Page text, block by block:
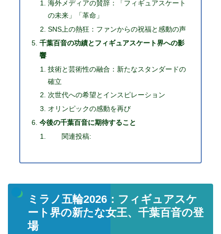
海外メディアの賛辞：「フィギュアスケート
の未来」「革命」
SNS上の熱狂：ファンからの祝福と感動の声
千葉百音の功績とフィギュアスケート界への影
響
技術と芸術性の融合：新たなスタンダードの
確立
次世代への希望とインスピレーション
オリンピックの感動を再び
今後の千葉百音に期待すること
関連投稿:
ミラノ五輪2026：フィギュアスケ
ート界の新たな女王、千葉百音の登
場